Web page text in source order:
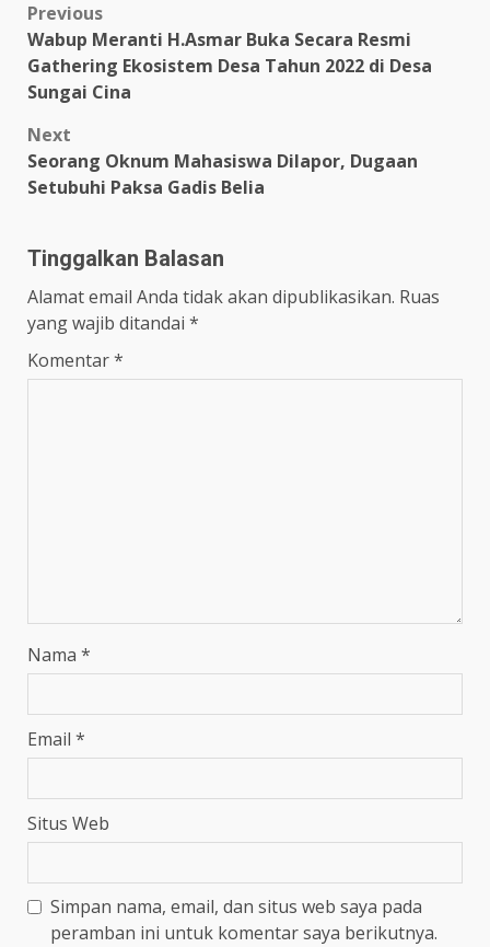
Post
navigation
Previous
Wabup Meranti H.Asmar Buka Secara Resmi
Gathering Ekosistem Desa Tahun 2022 di Desa
Sungai Cina
Next
Seorang Oknum Mahasiswa Dilapor, Dugaan
Setubuhi Paksa Gadis Belia
Tinggalkan Balasan
Alamat email Anda tidak akan dipublikasikan. Ruas
yang wajib ditandai *
Komentar*
Nama *
Email *
Situs Web
Simpan nama, email, dan situs web saya pada
peramban ini untuk komentar saya berikutnya.